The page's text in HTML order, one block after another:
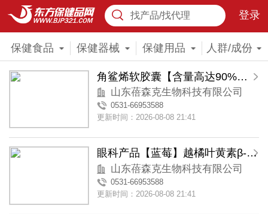
找产品/找代理 登录
保健食品 保健器械 保健用品 人群/成份
角鲨烯软胶囊【含量高达90%】礼盒装
山东蓓森克生物科技有限公司
0531-66953588
更新时间：2026-08-08 21:41
眼科产品【蓝莓】越橘叶黄素β-胡萝卜素胶囊
山东蓓森克生物科技有限公司
0531-66953588
更新时间：2026-08-08 21:41